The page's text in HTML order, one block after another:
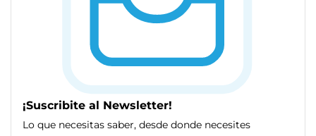
¡Suscribite al Newsletter!
Lo que necesitas saber, desde donde necesites